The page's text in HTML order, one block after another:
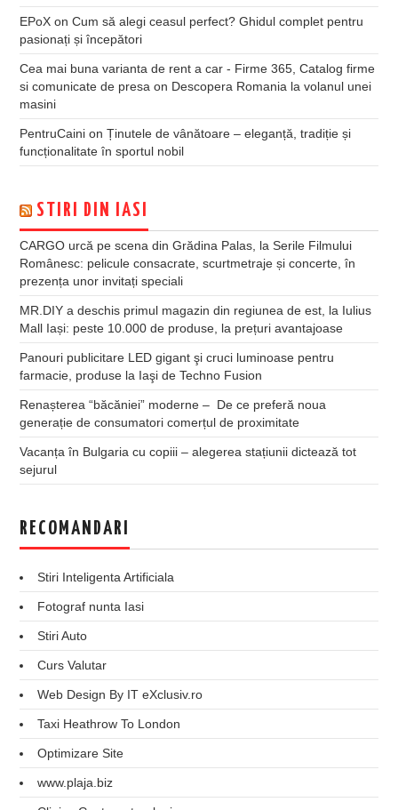
EPoX onCum să alegi ceasul perfect? Ghidul complet pentru
pasionați și începători
Cea mai buna varianta de rent a car - Firme 365, Catalog firme
si comunicate de presa on Descopera Romania la volanul unei
masini
PentruCaini onȚinutele de vânătoare – eleganță, tradiție și
funcționalitate în sportul nobil
STIRI DIN IASI
CARGO urcă pe scena din Grădina Palas, la Serile Filmului
Românesc: pelicule consacrate, scurtmetraje și concerte, în
prezența unor invitați speciali
MR.DIY a deschis primul magazin din regiunea de est, la Iulius
Mall Iași: peste 10.000 de produse, la prețuri avantajoase
Panouri publicitare LED gigant şi cruci luminoase pentru
farmacie, produse la Iaşi de Techno Fusion
Renașterea “băcăniei” moderne – De ce preferă noua
generație de consumatori comerțul de proximitate
Vacanța în Bulgaria cu copiii – alegerea stațiunii dictează tot
sejurul
RECOMANDARI
Stiri Inteligenta Artificiala
Fotograf nunta Iasi
Stiri Auto
Curs Valutar
Web Design By IT eXclusiv.ro
Taxi Heathrow To London
Optimizare Site
www.plaja.biz